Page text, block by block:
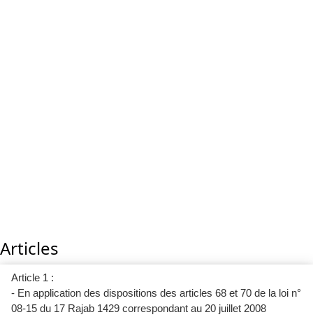
Articles
Article 1 :
- En application des dispositions des articles 68 et 70 de la loi n°
08-15 du 17 Rajab 1429 correspondant au 20 juillet 2008